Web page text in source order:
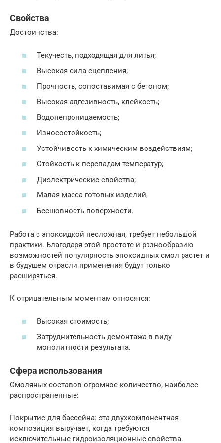
Свойства
Достоинства:
Текучесть, подходящая для литья;
Высокая сила сцепления;
Прочность, сопоставимая с бетоном;
Высокая адгезивность, клейкость;
Водонепроницаемость;
Износостойкость;
Устойчивость к химическим воздействиям;
Стойкость к перепадам температур;
Диэлектрические свойства;
Малая масса готовых изделий;
Бесшовность поверхности.
Работа с эпоксидкой несложная, требует небольшой
практики. Благодаря этой простоте и разнообразию
возможностей популярность эпоксидных смол растет и
в будущем отрасли применения будут только
расширяться.
К отрицательным моментам относятся:
Высокая стоимость;
Затруднительность демонтажа в виду
монолитности результата.
Сфера использования
Смоляных составов огромное количество, наиболее
распространенные:
Покрытие для бассейна: эта двухкомпонентная
композиция выручает, когда требуются
исключительные гидроизоляционные свойства.